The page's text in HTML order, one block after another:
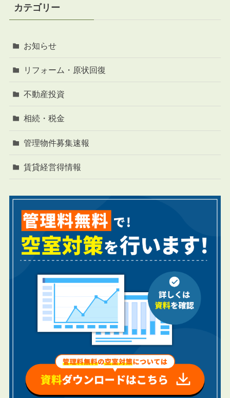
カテゴリー
お知らせ
リフォーム・原状回復
不動産投資
相続・税金
管理物件募集速報
賃貸経営得情報